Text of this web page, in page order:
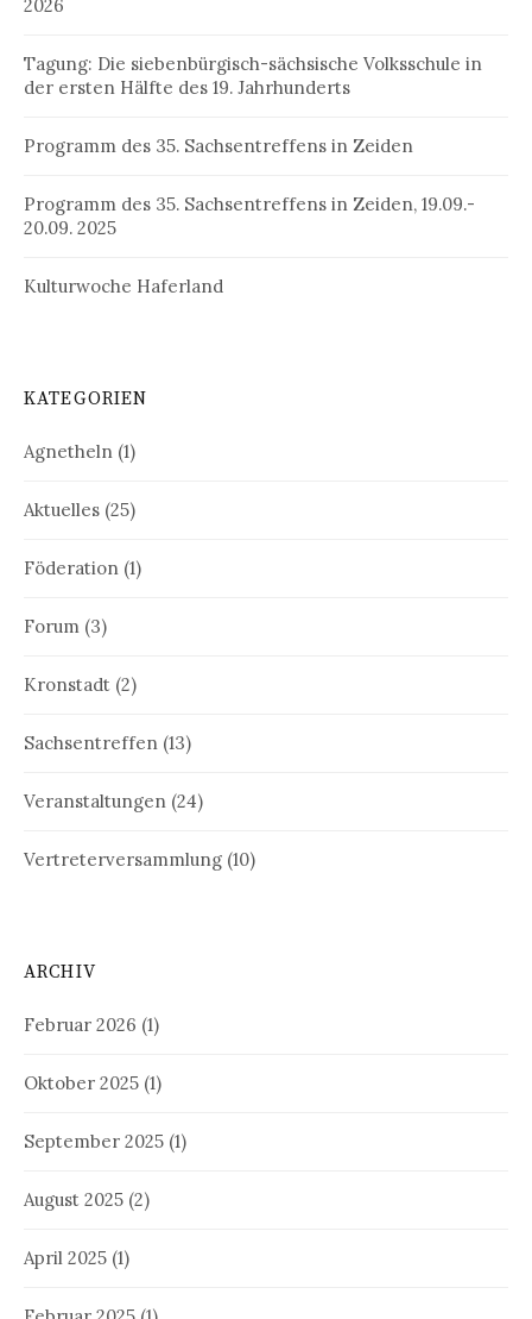
2026
Tagung: Die siebenbürgisch-sächsische Volksschule in
der ersten Hälfte des 19. Jahrhunderts
Programm des 35. Sachsentreffens in Zeiden
Programm des 35. Sachsentreffens in Zeiden, 19.09.-
20.09. 2025
Kulturwoche Haferland
KATEGORIEN
Agnetheln (1)
Aktuelles (25)
Föderation (1)
Forum (3)
Kronstadt (2)
Sachsentreffen (13)
Veranstaltungen (24)
Vertreterversammlung (10)
ARCHIV
Februar 2026 (1)
Oktober 2025 (1)
September 2025 (1)
August 2025 (2)
April 2025 (1)